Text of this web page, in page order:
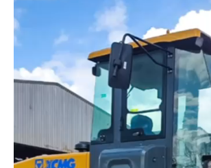
de
vídeo